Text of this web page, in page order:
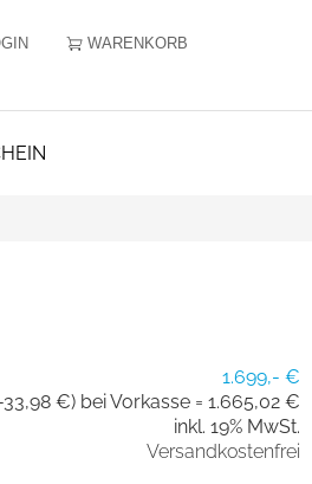
WARENKORB
1.699,- €
€) bei Vorkasse = 1.665,02 €
inkl. 19% MwSt.
Versandkostenfrei